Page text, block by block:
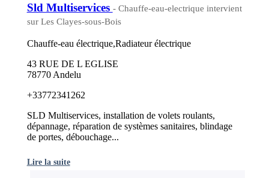
Sld Multiservices - Chauffe-eau-electrique intervient
sur Les Clayes-sous-Bois
Chauffe-eau électrique,Radiateur électrique
43 RUE DE L EGLISE
78770 Andelu
+33772341262
SLD Multiservices, installation de volets roulants,
dépannage, réparation de systèmes sanitaires, blindage
de portes, débouchage...
Lire la suite